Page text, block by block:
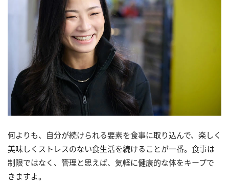
何よりも、自分が続けられる要素を食事に取り込んで、楽しく
美味しくストレスのない食生活を続けることが一番。食事は
制限ではなく、管理と思えば、気軽に健康的な体をキープで
きますよ。